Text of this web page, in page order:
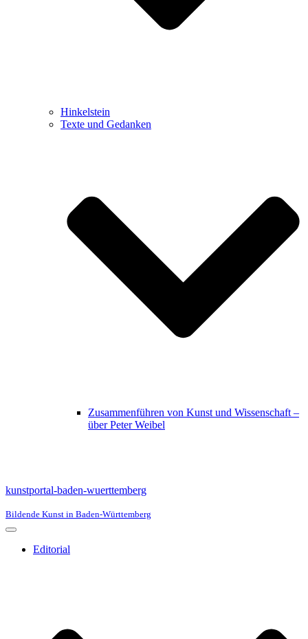
Hinkelstein
Texte und Gedanken
Zusammenführen von Kunst und Wissenschaft –
über Peter Weibel
kunstportal-baden-wuerttemberg
Bildende Kunst in Baden-Württemberg
Navigationsmenü
Editorial